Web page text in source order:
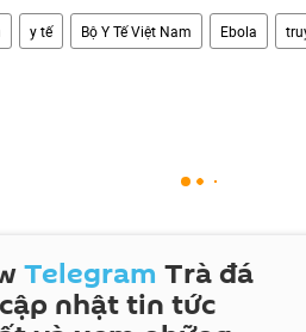
y tế Bộ Y Tế Việt Nam Ebola
Telegram Trà đá
nhật tin tức